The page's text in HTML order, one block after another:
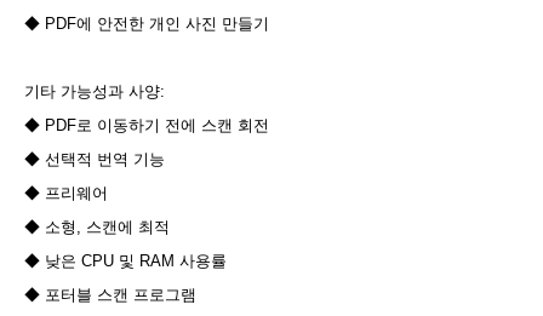
◆ PDF에 안전한 개인 사진 만들기
기타 가능성과 사양:
◆ PDF로 이동하기 전에 스캔 회전
◆ 선택적 번역 기능
◆ 프리웨어
◆ 소형, 스캔에 최적
◆ 낮은 CPU 및 RAM 사용률
◆ 포터블 스캔 프로그램